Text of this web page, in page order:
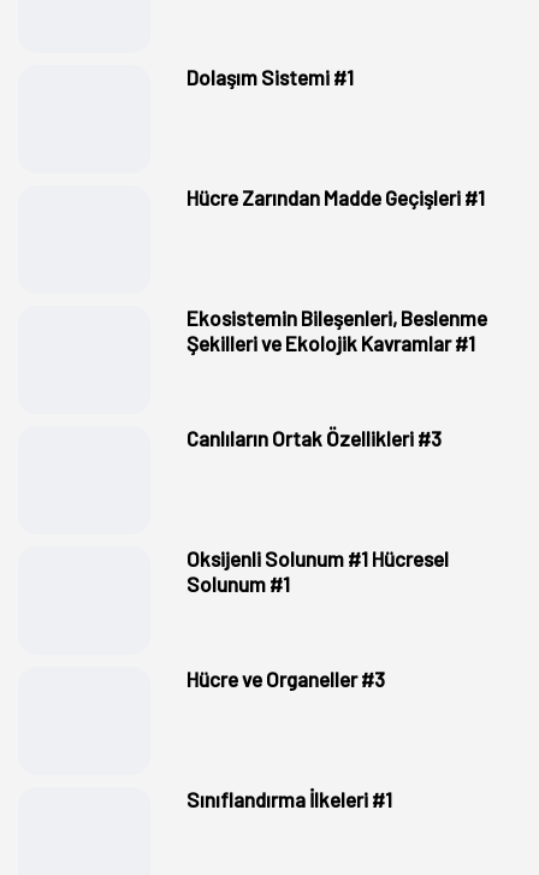
Dolaşım Sistemi #1
Hücre Zarından Madde Geçişleri #1
Ekosistemin Bileşenleri, Beslenme
Şekilleri ve Ekolojik Kavramlar #1
Canlıların Ortak Özellikleri #3
Oksijenli Solunum #1 Hücresel
Solunum #1
Hücre ve Organeller #3
Sınıflandırma İlkeleri #1